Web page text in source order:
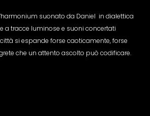
suonato da Daniel in dialettica
a tracce luminose e suoni concertati
si espande forse caoticamente, forse
che un attento ascolto può codificare.